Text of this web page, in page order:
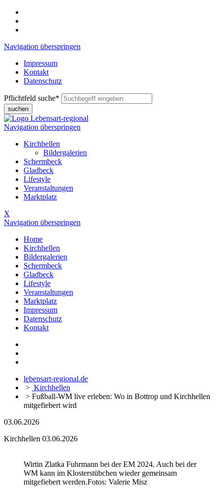
Navigation überspringen
Impressum
Kontakt
Datenschutz
Pflichtfeld suche*
suchen
Navigation überspringen
Kirchhellen
Bildergalerien
Schermbeck
Gladbeck
Lifestyle
Veranstaltungen
Marktplatz
X
Navigation überspringen
Home
Kirchhellen
Bildergalerien
Schermbeck
Gladbeck
Lifestyle
Veranstaltungen
Marktplatz
Impressum
Datenschutz
Kontakt
lebensart-regional.de
> Kirchhellen
> Fußball-WM live erleben: Wo in Bottrop und Kirchhellen
mitgefiebert wird
03.06.2026
Kirchhellen 03.06.2026
Wirtin Zlatka Fuhrmann bei der EM 2024. Auch bei der
WM kann im Klosterstübchen wieder gemeinsam
mitgefiebert werden.Fotos: Valerie Misz